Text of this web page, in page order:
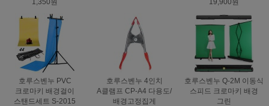
1,350원
19,900원
호루스벤누 PVC
크로마키 배경걸이
스탠드세트 S-2015
호루스벤누 4인치
A클램프 CP-A4 다용도/
배경고정집게
호루스벤누 Q-2M 이동식
스피드 크로마키 배경
그린